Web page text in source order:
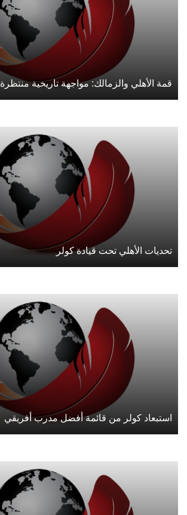
قمة الأهلي والزمالك: مواجهة تاريخية منتظرة
تحديات الأهلي تحت قيادة كولر
استبعاد كولر من قائمة أفضل مدرب أفريقي